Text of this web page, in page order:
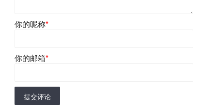
你的昵称*
你的邮箱*
提交评论